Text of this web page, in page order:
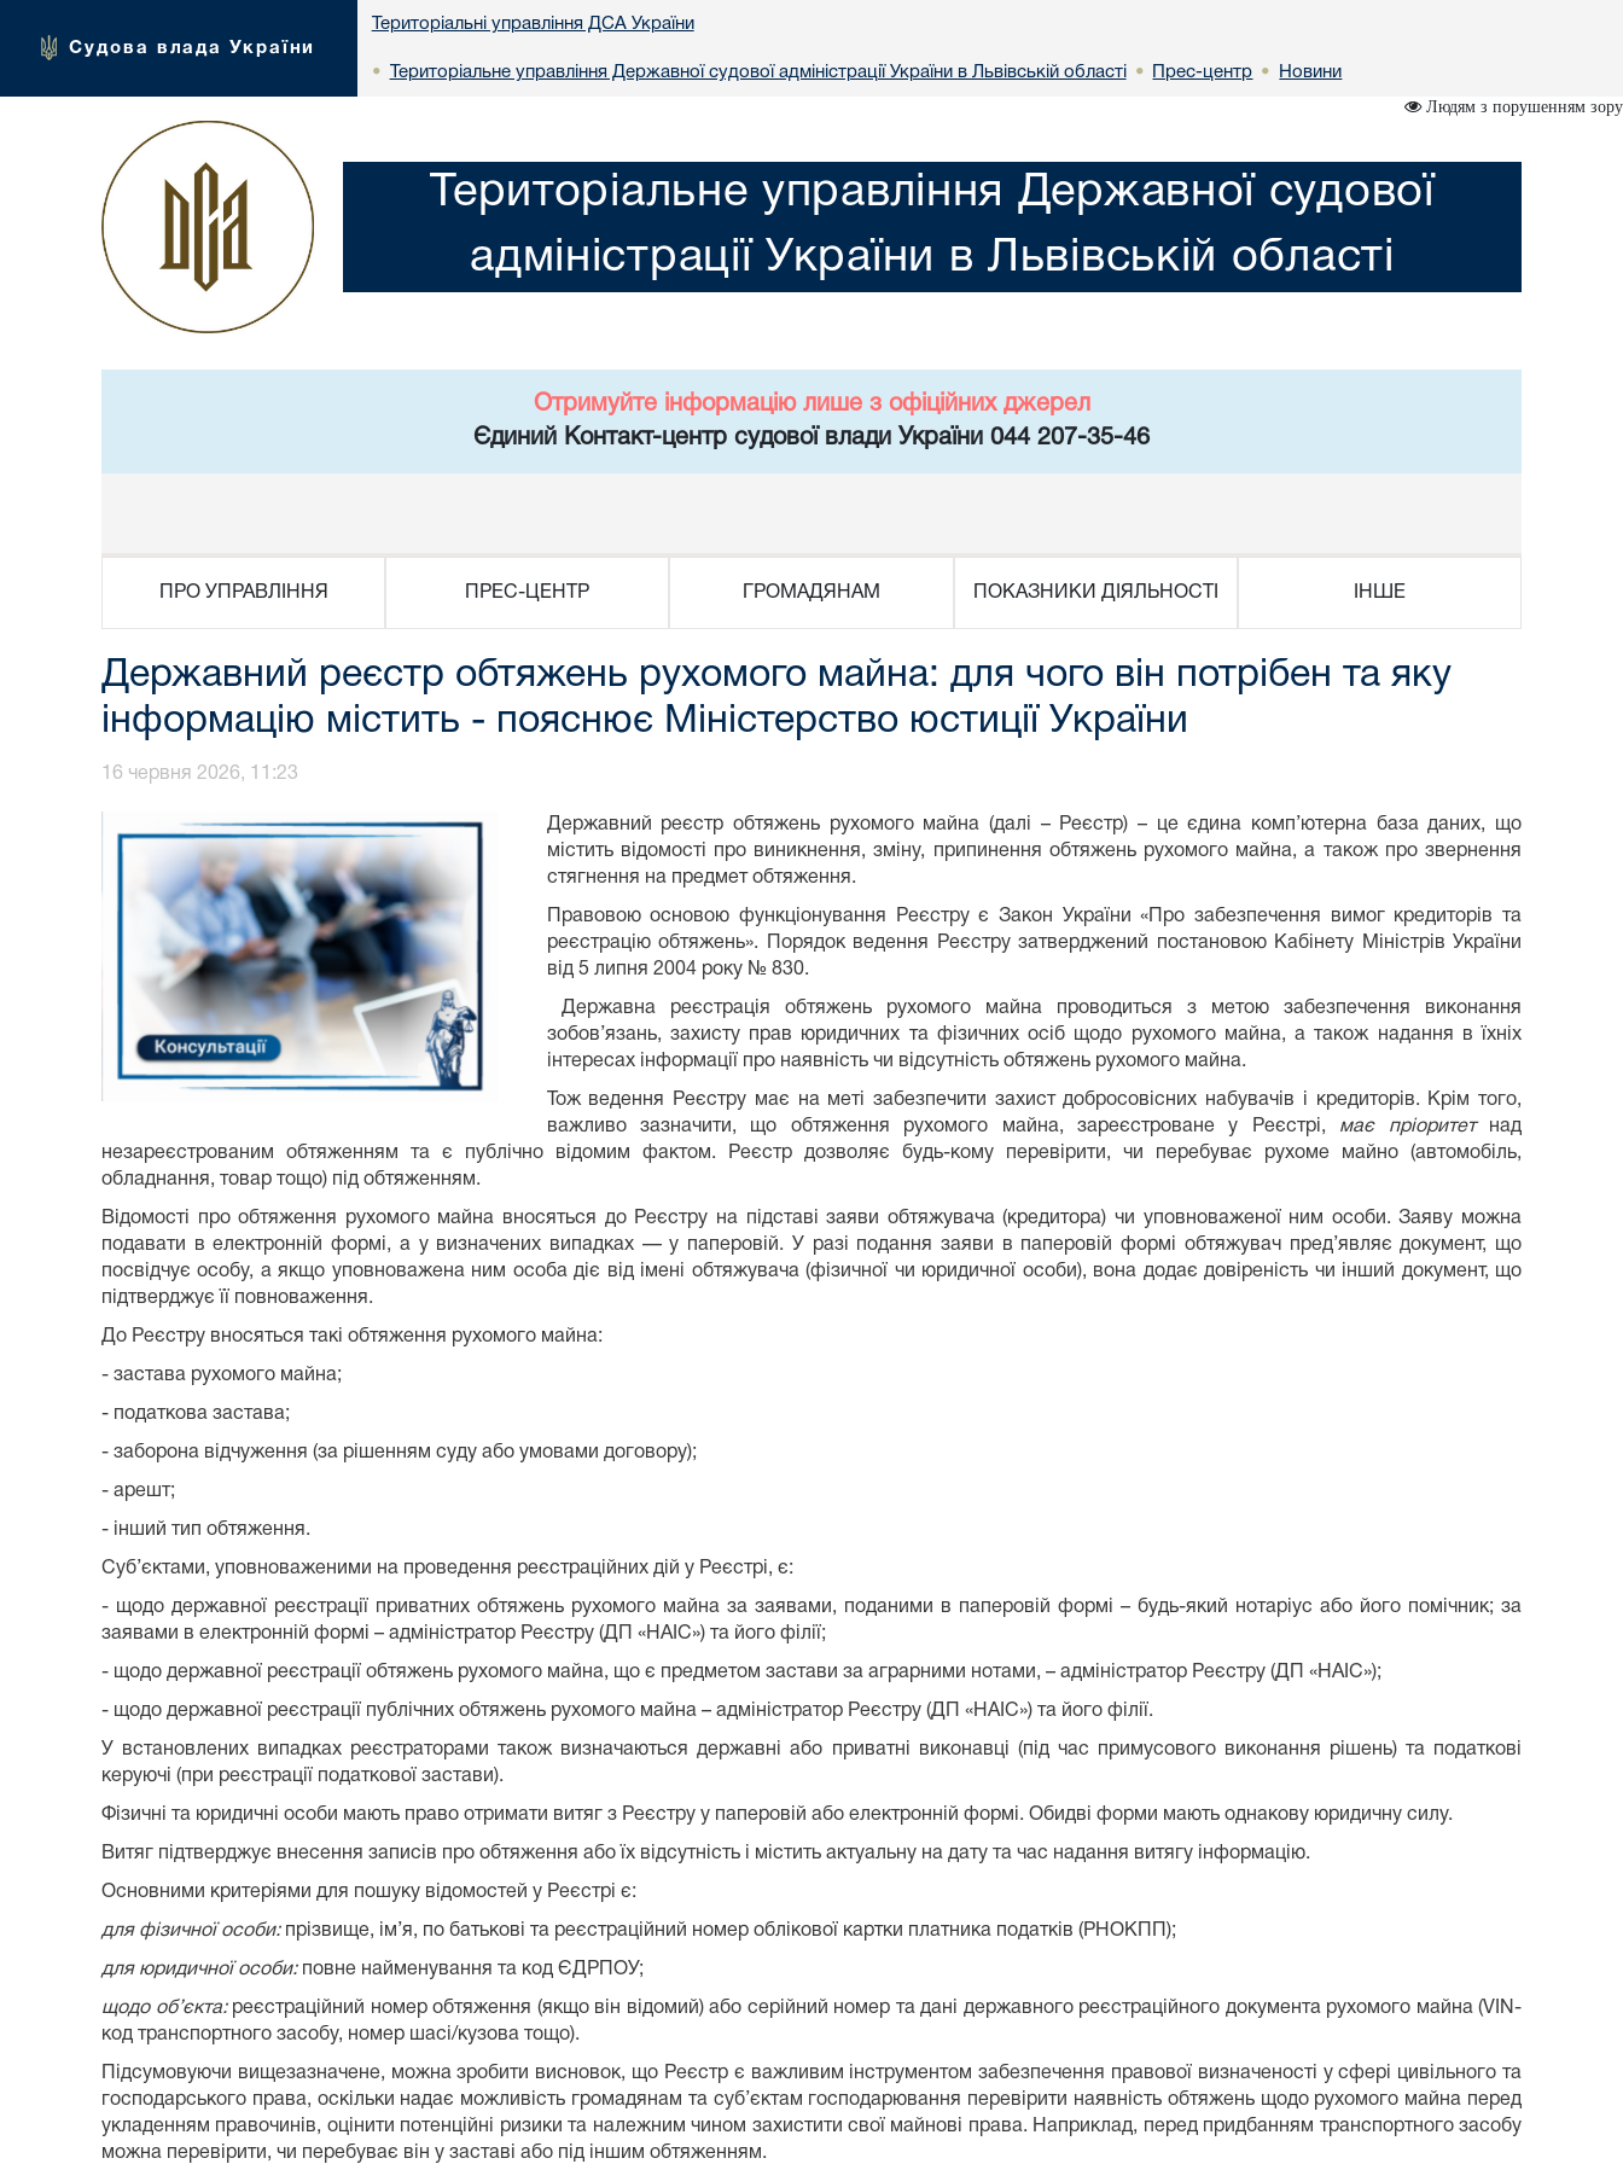
Судова влада України
Територіальні управління ДСА України
• Територіальне управління Державної судової адміністрації України в Львiвській областi • Прес-центр • Новини
Людям з порушенням зору
Територіальне управління Державної судової
адміністрації України в Львiвській областi
Отримуйте інформацію лише з офіційних джерел
Єдиний Контакт-центр судової влади України 044 207-35-46
ПРО УПРАВЛІННЯ ПРЕС-ЦЕНТР ГРОМАДЯНАМ ПОКАЗНИКИ ДІЯЛЬНОСТІ ІНШЕ
Державний реєстр обтяжень рухомого майна: для чого він потрібен та яку
інформацію містить - пояснює Міністерство юстиції України
16 червня 2026, 11:23
Державний реєстр обтяжень рухомого майна (далі – Реєстр) – це єдина комп’ютерна база даних, що
містить відомості про виникнення, зміну, припинення обтяжень рухомого майна, а також про звернення
стягнення на предмет обтяження.
Правовою основою функціонування Реєстру є Закон України «Про забезпечення вимог кредиторів та
реєстрацію обтяжень». Порядок ведення Реєстру затверджений постановою Кабінету Міністрів України
від 5 липня 2004 року № 830.
Державна реєстрація обтяжень рухомого майна проводиться з метою забезпечення виконання
зобов’язань, захисту прав юридичних та фізичних осіб щодо рухомого майна, а також надання в їхніх
інтересах інформації про наявність чи відсутність обтяжень рухомого майна.
Тож ведення Реєстру має на меті забезпечити захист добросовісних набувачів і кредиторів. Крім того,
важливо зазначити, що обтяження рухомого майна, зареєстроване у Реєстрі, має пріоритетнад
незареєстрованим обтяженням та є публічно відомим фактом. Реєстр дозволяє будь-кому перевірити, чи перебуває рухоме майно (автомобіль,
обладнання, товар тощо) під обтяженням.
Відомості про обтяження рухомого майна вносяться до Реєстру на підставі заяви обтяжувача (кредитора) чи уповноваженої ним особи. Заяву можна
подавати в електронній формі, а у визначених випадках — у паперовій. У разі подання заяви в паперовій формі обтяжувач пред’являє документ, що
посвідчує особу, а якщо уповноважена ним особа діє від імені обтяжувача (фізичної чи юридичної особи), вона додає довіреність чи інший документ, що
підтверджує її повноваження.
До Реєстру вносяться такі обтяження рухомого майна:
- застава рухомого майна;
- податкова застава;
- заборона відчуження (за рішенням суду або умовами договору);
- арешт;
- інший тип обтяження.
Суб’єктами, уповноваженими на проведення реєстраційних дій у Реєстрі, є:
- щодо державної реєстрації приватних обтяжень рухомого майна за заявами, поданими в паперовій формі – будь-який нотаріус або його помічник; за
заявами в електронній формі – адміністратор Реєстру (ДП «НАІС») та його філії;
- щодо державної реєстрації обтяжень рухомого майна, що є предметом застави за аграрними нотами, – адміністратор Реєстру (ДП «НАІС»);
- щодо державної реєстрації публічних обтяжень рухомого майна – адміністратор Реєстру (ДП «НАІС») та його філії.
У встановлених випадках реєстраторами також визначаються державні або приватні виконавці (під час примусового виконання рішень) та податкові
керуючі (при реєстрації податкової застави).
Фізичні та юридичні особи мають право отримати витяг з Реєстру у паперовій або електронній формі. Обидві форми мають однакову юридичну силу.
Витяг підтверджує внесення записів про обтяження або їх відсутність і містить актуальну на дату та час надання витягу інформацію.
Основними критеріями для пошуку відомостей у Реєстрі є:
для фізичної особи:прізвище, ім’я, по батькові та реєстраційний номер облікової картки платника податків (РНОКПП);
для юридичної особи:повне найменування та код ЄДРПОУ;
щодо об’єкта:реєстраційний номер обтяження (якщо він відомий) або серійний номер та дані державного реєстраційного документа рухомого майна (VIN-
код транспортного засобу, номер шасі/кузова тощо).
Підсумовуючи вищезазначене, можна зробити висновок, що Реєстр є важливим інструментом забезпечення правової визначеності у сфері цивільного та
господарського права, оскільки надає можливість громадянам та суб’єктам господарювання перевірити наявність обтяжень щодо рухомого майна перед
укладенням правочинів, оцінити потенційні ризики та належним чином захистити свої майнові права. Наприклад, перед придбанням транспортного засобу
можна перевірити, чи перебуває він у заставі або під іншим обтяженням.